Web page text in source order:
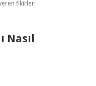
fikirler!
Nasıl